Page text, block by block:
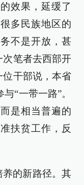
效果，延缓了
多民族地区的
不是开放，甚
次笔者去西部开
位干部说，本省
“一带一路”。
是相当普遍的
扶贫工作，反
养的新路径。其